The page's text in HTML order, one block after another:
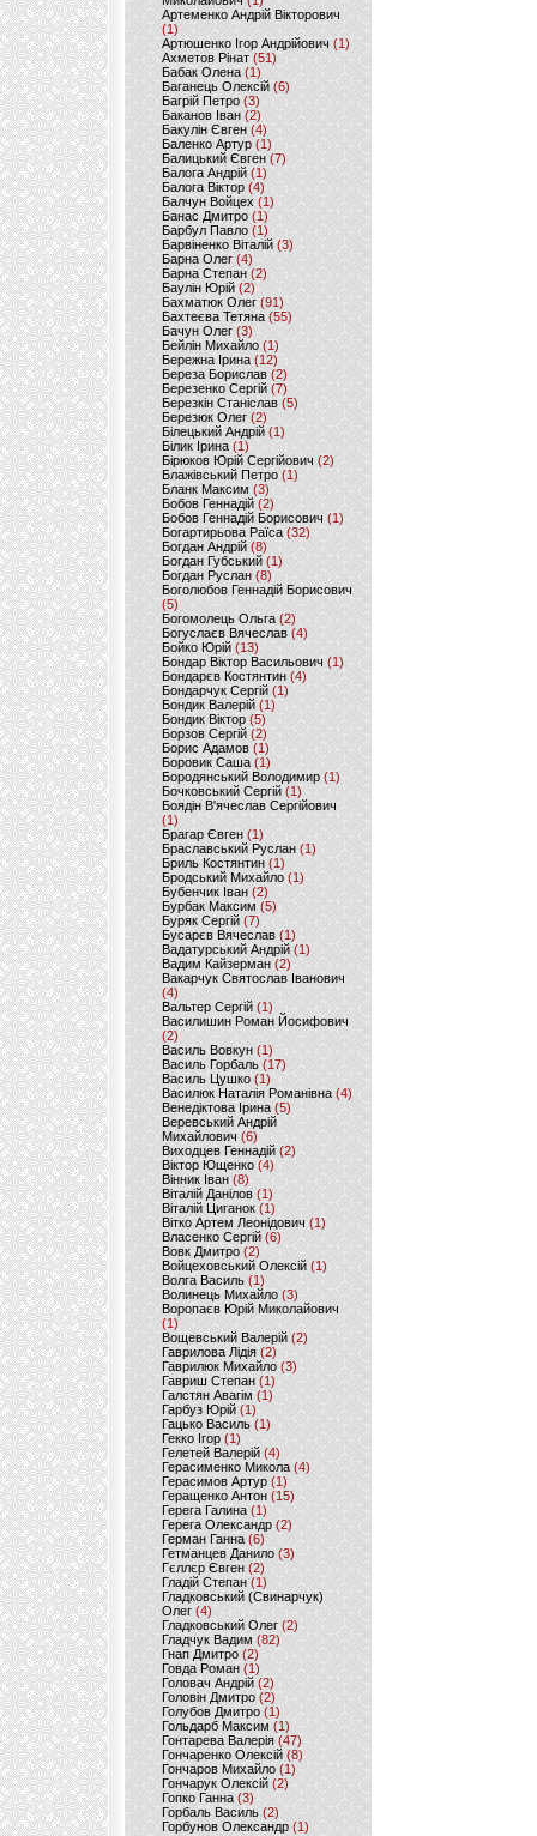
Артеменко Андрій Вікторович
(1)
Артюшенко Ігор Андрійович(1)
Ахметов Рінат(51)
Бабак Олена(1)
Баганець Олексій(6)
Багрій Петро (3)
Баканов Іван(2)
Бакулін Євген (4)
Баленко Артур(1)
Балицький Євген(7)
Балога Андрій (1)
Балога Віктор (4)
Балчун Войцех (1)
Банас Дмитро (1)
Барбул Павло(1)
Барвіненко Віталій(3)
Барна Олег (4)
Барна Степан (2)
Баулін Юрій (2)
Бахматюк Олег (91)
Бахтеєва Тетяна(55)
Бачун Олег (3)
Бейлін Михайло (1)
Бережна Ірина(12)
Береза Борислав(2)
Березенко Сергій (7)
Березкін Станіслав (5)
Березюк Олег(2)
Білецький Андрій (1)
Білик Ірина (1)
Бірюков Юрій Сергійович (2)
Блажівський Петро (1)
Бланк Максим(3)
Бобов Геннадій (2)
Бобов Геннадій Борисович (1)
Богартирьова Раїса (32)
Богдан Андрій(8)
Богдан Губський (1)
Богдан Руслан(8)
Боголюбов Геннадій Борисович
(5)
Богомолець Ольга (2)
Богуслаєв Вячеслав (4)
Бойко Юрій (13)
Бондар Віктор Васильович (1)
Бондарєв Костянтин (4)
Бондарчук Сергій(1)
Бондик Валерій (1)
Бондик Віктор(5)
Борзов Сергiй (2)
Борис Адамов(1)
Боровик Саша (1)
Бородянський Володимир (1)
Бочковський Сергій (1)
Боядін В'ячеслав Сергійович
(1)
Брагар Євген (1)
Браславський Руслан (1)
Бриль Костянтин (1)
Бродський Михайло (1)
Бубенчик Іван(2)
Бурбак Максим (5)
Буряк Сергій (7)
Бусарєв Вячеслав (1)
Вадатурський Андрій (1)
Вадим Кайзерман (2)
Вакарчук Святослав Іванович
(4)
Вальтер Сергій (1)
Василишин Роман Йосифович
(2)
Василь Вовкун (1)
Василь Горбаль (17)
Василь Цушко (1)
Василюк Наталія Романівна (4)
Венедіктова Ірина(5)
Веревський Андрій
Михайлович (6)
Виходцев Геннадій (2)
Віктор Ющенко (4)
Вінник Іван (8)
Віталій Данілов (1)
Віталій Циганок (1)
Вітко Артем Леонідович(1)
Власенко Сергій (6)
Вовк Дмитро(2)
Войцеховський Олексій(1)
Волга Василь (1)
Волинець Михайло (3)
Воропаєв Юрій Миколайович
(1)
Вощевський Валерій(2)
Гаврилова Лідія (2)
Гаврилюк Михайло (3)
Гавриш Степан (1)
Галстян Авагім (1)
Гарбуз Юрій (1)
Гацько Василь (1)
Гекко Ігор(1)
Гелетей Валерій (4)
Герасименко Микола (4)
Герасимов Артур (1)
Геращенко Антон(15)
Герега Галина (1)
Герега Олександр (2)
Герман Ганна (6)
Гетманцев Данило (3)
Гєллєр Євген (2)
Гладій Степан(1)
Гладковський (Свинарчук)
Олег (4)
Гладковський Олег (2)
Гладчук Вадим (82)
Гнап Дмитро (2)
Говда Роман(1)
Головач Андрій (2)
Головін Дмитро (2)
Голубов Дмитро (1)
Гольдарб Максим(1)
Гонтарева Валерія (47)
Гончаренко Олексій(8)
Гончаров Михайло (1)
Гончарук Олексій (2)
Гопко Ганна (3)
Горбаль Василь (2)
Горбунов Олександр (1)